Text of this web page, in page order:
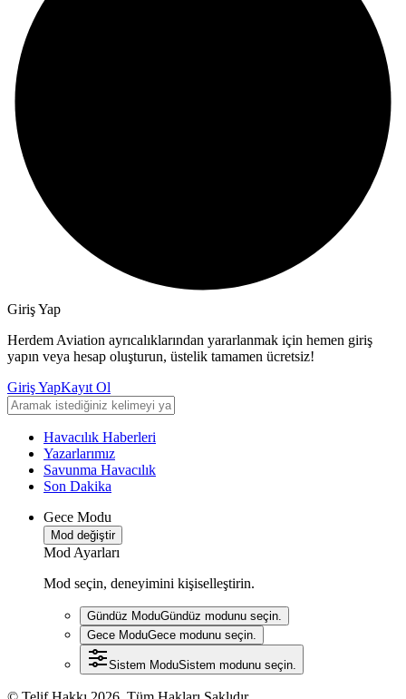
Giriş Yap
Herdem Aviation ayrıcalıklarından yararlanmak için hemen giriş
yapın veya hesap oluşturun, üstelik tamamen ücretsiz!
Giriş YapKayıt Ol
Havacılık Haberleri
Yazarlarımız
Savunma Havacılık
Son Dakika
Gece Modu
Mod değiştir
Mod Ayarları
Mod seçin, deneyimini kişiselleştirin.
Gündüz ModuGündüz modunu seçin.
Gece ModuGece modunu seçin.
Sistem ModuSistem modunu seçin.